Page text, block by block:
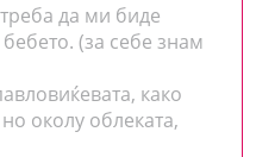
да ми биде
(за себе знам
како
околу облеката,